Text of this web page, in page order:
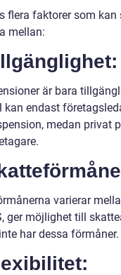
flera faktorer som
mellan:
är bara
kan endast
medan privat
varierar
ger möjlighet till
har dessa förmåner.